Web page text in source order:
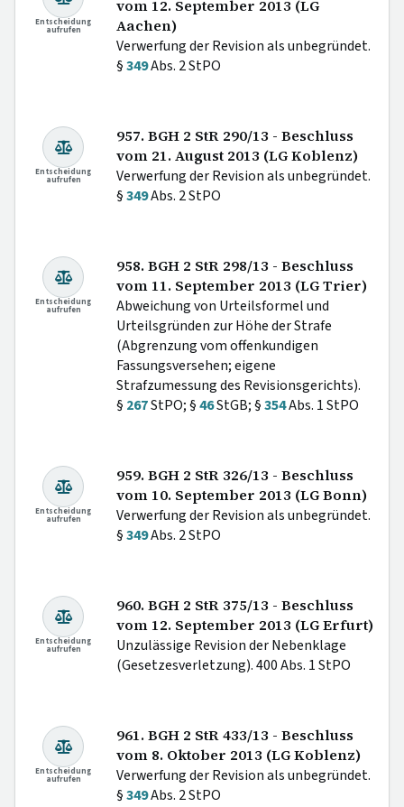
Entscheidung
aufrufen
vom 12. September 2013 (LG
Aachen)
Verwerfung der Revision als unbegründet.
§349Abs. 2 StPO
Entscheidung
aufrufen
957. BGH 2 StR 290/13 - Beschluss
vom 21. August 2013 (LG Koblenz)
Verwerfung der Revision als unbegründet.
§349Abs. 2 StPO
Entscheidung
aufrufen
958. BGH 2 StR 298/13 - Beschluss
vom 11. September 2013 (LG Trier)
Abweichung von Urteilsformel und
Urteilsgründen zur Höhe der Strafe
(Abgrenzung vom offenkundigen
Fassungsversehen; eigene
Strafzumessung des Revisionsgerichts).
§ 267StPO; §46StGB; §354Abs. 1 StPO
Entscheidung
aufrufen
959. BGH 2 StR 326/13 - Beschluss
vom 10. September 2013 (LG Bonn)
Verwerfung der Revision als unbegründet.
§349Abs. 2 StPO
Entscheidung
aufrufen
960. BGH 2 StR 375/13 - Beschluss
vom 12. September 2013 (LG Erfurt)
Unzulässige Revision der Nebenklage
(Gesetzesverletzung). 400 Abs. 1 StPO
Entscheidung
aufrufen
961. BGH 2 StR 433/13 - Beschluss
vom 8. Oktober 2013 (LG Koblenz)
Verwerfung der Revision als unbegründet.
§349Abs. 2 StPO